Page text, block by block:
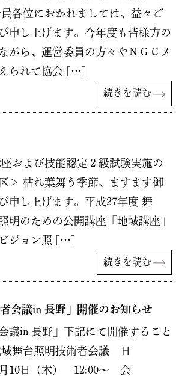
各位におかれましては、益々ご
申し上げます。今年度も皆様方の
がら、運営委員の方々やＮＧＣメ
られて協会 […]
続きを読む
および技能認定２級試験実施の
＞ 枯れ葉舞う季節、ますます御
申し上げます。平成27年度 舞
明のための公開講座「地域講座」
ジョン照 […]
続きを読む
会議in 長野」開催のお知らせ
議in 長野」下記にて開催すること
域舞台照明技術者会議 日
10日（木） 12:00～ 会